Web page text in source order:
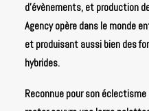
d’évènements, et production
Agency opère dans le monde
et produisant aussi bien des
hybrides.
Reconnue pour son